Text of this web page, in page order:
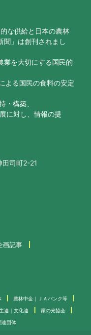
な供給と日本の農林
聞」は創刊されまし
業を大切にする国民的
よる国民の食料の安定
・構築、
に対し、情報の提
司町2-21
画記事
農林中金｜ＪＡバンク等
連｜文化連 家の光協会
連団体